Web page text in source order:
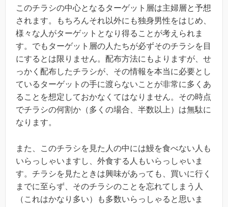
このチラシの中心となるターゲット層は主婦層と予想
されます。もちろんそれ以外にも独身男性をはじめ、
様々な人がターゲットとなり得ることが考えられま
す。でもターゲット層の人たちが必ずそのチラシを目
にするとは限りません。配布方法にもよりますが、せ
っかく配布したチラシが、その情報を本当に必要とし
ているターゲットの手に渡らないことが非常に多くあ
ることを想定しておかなくてはなりません。その時点
でチラシの何割か（多くの場合、半数以上）は無駄に
なります。
また、このチラシを見た人の中には鰻を食べない人も
いらっしゃいますし、外食する人もいらっしゃいま
す。チラシを見たときは興味があっても、買いに行く
までに至らず、そのチラシのことを忘れてしまう人
（これはかなり多い）も多数いらっしゃると思いま